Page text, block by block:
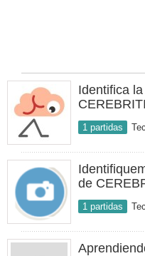
Identifica
CEREBRITI
1 partidas
de
1 partidas